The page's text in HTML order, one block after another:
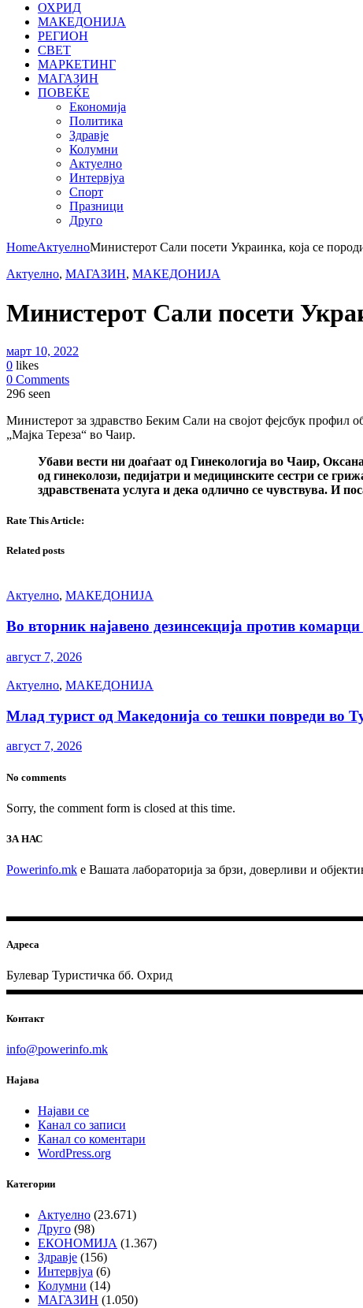
ОХРИД
МАКЕДОНИЈА
РЕГИОН
СВЕТ
МАРКЕТИНГ
МАГАЗИН
ПОВЕЌЕ
Економија
Политика
Здравје
Колумни
Актуелно
Интервјуа
Спорт
Празници
Друго
HomeАктуелноМинистерот Сали посети Украинка, која се
Актуелно, МАГАЗИН, МАКЕДОНИЈА
Министерот Сали посети
март 10, 2022
0 likes
0 Comments
296 seen
Министерот за здравство Беким Сали на својот фејсбук профил
„Мајка Тереза“ во Чаир.
Убави вести ни доаѓаат од Гинекологија во Чаир,
од гинеколози, педијатри и медицинските сестри се
здравствената услуга и дека одлично се чувствува. И
Rate This Article:
Related posts
Актуелно, МАКЕДОНИЈА
Во вторник најавено дезинсекција против
август 7, 2026
Актуелно, МАКЕДОНИЈА
Млад турист од Македонија со тешки повреди во
август 7, 2026
No comments
Sorry, the comment form is closed at this time.
ЗА НАС
Powerinfo.mk e Вашата лабораторија за брзи, доверливи и
Адреса
Булевар Туристичка бб. Охрид
Контакт
info@powerinfo.mk
Најава
Најави се
Канал со записи
Канал со коментари
WordPress.org
Категории
Актуелно (23.671)
Друго (98)
ЕКОНОМИЈА (1.367)
Здравје (156)
Интервјуа (6)
Колумни (14)
МАГАЗИН (1.050)